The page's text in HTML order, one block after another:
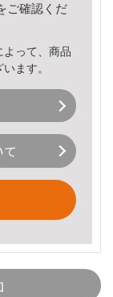
ご確認くだ
って、商品
ます。